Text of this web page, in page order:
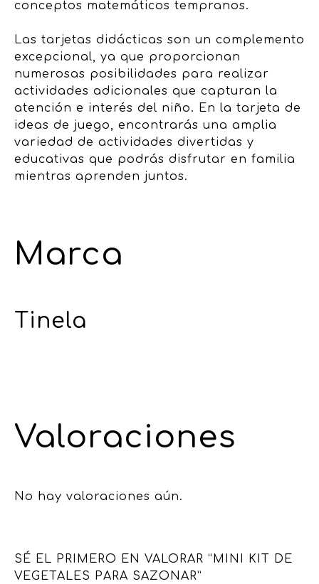
conceptos matemáticos tempranos.
Las tarjetas didácticas son un complemento
excepcional, ya que proporcionan
numerosas posibilidades para realizar
actividades adicionales que capturan la
atención e interés del niño. En la tarjeta de
ideas de juego, encontrarás una amplia
variedad de actividades divertidas y
educativas que podrás disfrutar en familia
mientras aprenden juntos.
Marca
Tinela
Valoraciones
No hay valoraciones aún.
SÉ EL PRIMERO EN VALORAR “MINI KIT DE
VEGETALES PARA SAZONAR”